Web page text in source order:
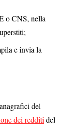
o CNS, nella
e invia la
del
dei redditidel